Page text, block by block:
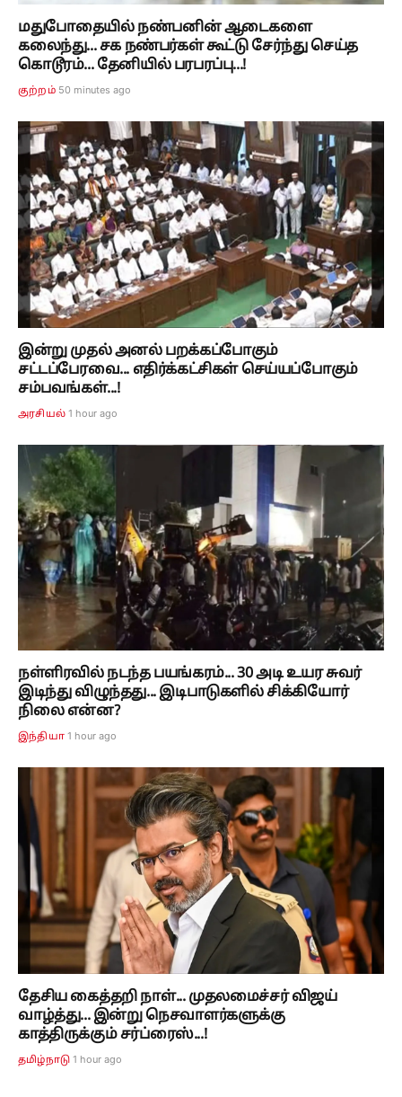
மதுபோதையில் நண்பனின் ஆடைகளை
கலைந்து... சக நண்பர்கள் கூட்டு சேர்ந்து செய்த
கொடூரம்... தேனியில் பரபரப்பு...!
குற்றம் 50 minutes ago
இன்று முதல் அனல் பறக்கப்போகும்
சட்டப்பேரவை... எதிர்க்கட்சிகள் செய்யப்போகும்
சம்பவங்கள்...!
அரசியல் 1 hour ago
நள்ளிரவில் நடந்த பயங்கரம்... 30 அடி உயர சுவர்
இடிந்து விழுந்தது... இடிபாடுகளில் சிக்கியோர்
நிலை என்ன?
இந்தியா 1 hour ago
தேசிய கைத்தறி நாள்... முதலமைச்சர் விஜய்
வாழ்த்து... இன்று நெசவாளர்களுக்கு
காத்திருக்கும் சர்ப்ரைஸ்...!
தமிழ்நாடு 1 hour ago